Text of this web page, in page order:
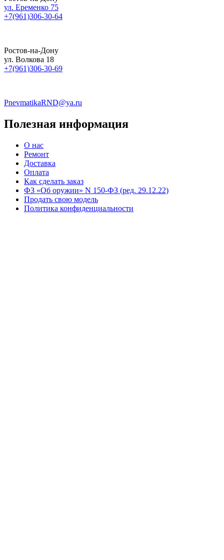
ул. Еременко 75
+7(961)306-30-64
Ростов-на-Дону
ул. Волкова 18
+7(961)306-30-69
PnevmatikaRND@ya.ru
Полезная информация
О нас
Ремонт
Доставка
Оплата
Как сделать заказ
ФЗ «Об оружии» N 150-ФЗ (ред. 29.12.22)
Продать свою модель
Политика конфиденциальности